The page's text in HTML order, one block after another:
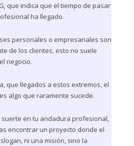
que indica que el tiempo de pasar
ha llegado.
personales o empresariales son
de los clientes, esto no suele
negocio.
que llegados a estos extremos, el
algo que raramente sucede.
suerte en tu andadura profesional,
encontrar un proyecto donde el
ni una misión, sino la